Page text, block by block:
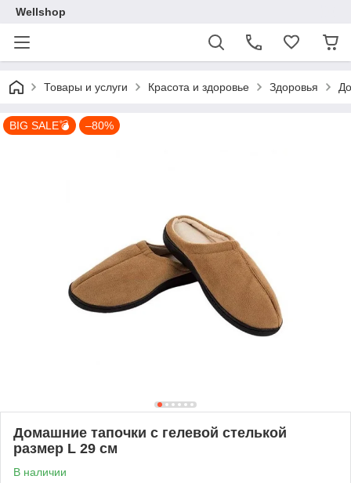
Wellshop
Товары и услуги Красота и здоровье Здоровья
BIG SALE💣 –80%
Домашние тапочки с гелевой стелькой
размер L 29 см
В наличии